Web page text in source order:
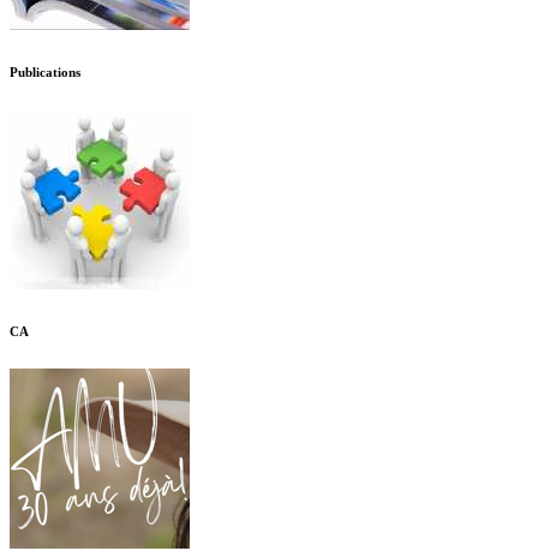
Publications
CA